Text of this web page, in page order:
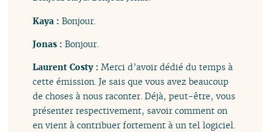
Kaya :Bonjour.
Jonas :Bonjour.
Laurent Costy :Merci d’avoir dédié du temps à
cette émission. Je sais que vous avez beaucoup
de choses à nous raconter. Déjà, peut-être, vous
présenter respectivement, savoir comment on
en vient à contribuer fortement à un tel logiciel.